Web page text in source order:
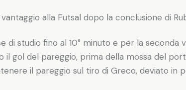
alla Futsal dopo la conclusione di
di studio fino al 10° minuto e per la
il gol del pareggio, prima della mossa del
il pareggio sul tiro di Greco, deviato in